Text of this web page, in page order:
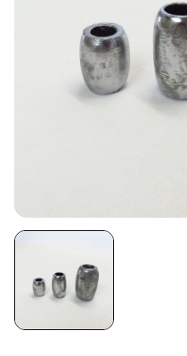
防災・防疫
ウェアアイテム
〒288-0056 千